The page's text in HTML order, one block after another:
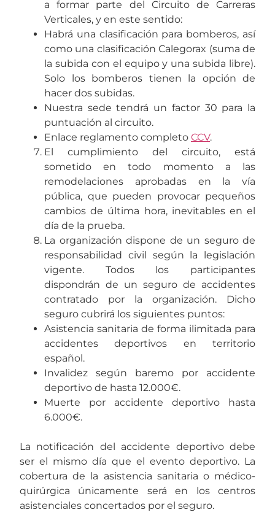
a formar parte del Circuito de Carreras
Verticales, y en este sentido:
Habrá una clasificación para bomberos, así
como una clasificación Calegorax (suma de
la subida con el equipo y una subida libre).
Solo los bomberos tienen la opción de
hacer dos subidas.
Nuestra sede tendrá un factor 30 para la
puntuación al circuito.
Enlace reglamento completo CCV.
El cumplimiento del circuito, está
sometido en todo momento a las
remodelaciones aprobadas en la vía
pública, que pueden provocar pequeños
cambios de última hora, inevitables en el
día de la prueba.
La organización dispone de un seguro de
responsabilidad civil según la legislación
vigente. Todos los participantes
dispondrán de un seguro de accidentes
contratado por la organización. Dicho
seguro cubrirá los siguientes puntos:
Asistencia sanitaria de forma ilimitada para
accidentes deportivos en territorio
español.
Invalidez según baremo por accidente
deportivo de hasta 12.000€.
Muerte por accidente deportivo hasta
6.000€.
La notificación del accidente deportivo debe
ser el mismo día que el evento deportivo. La
cobertura de la asistencia sanitaria o médico-
quirúrgica únicamente será en los centros
asistenciales concertados por el seguro.